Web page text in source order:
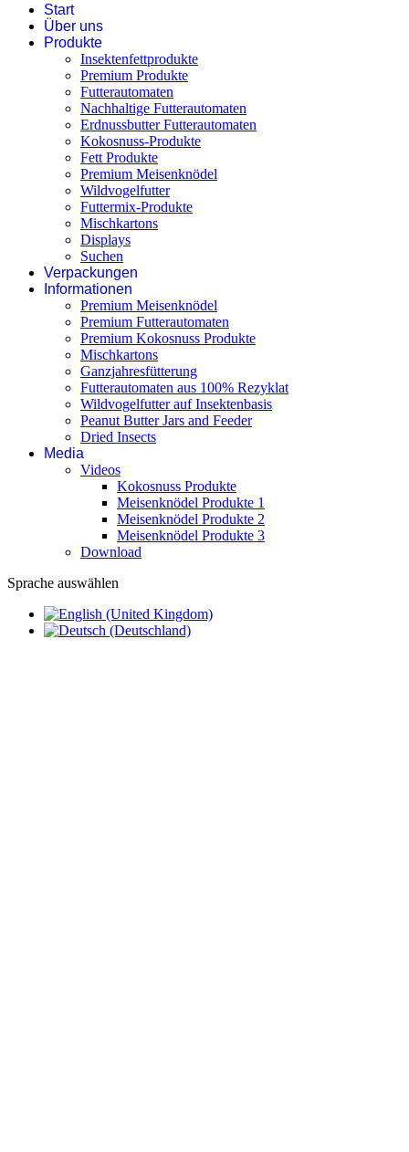
Start
Über uns
Produkte
Insektenfettprodukte
Premium Produkte
Futterautomaten
Nachhaltige Futterautomaten
Erdnussbutter Futterautomaten
Kokosnuss-Produkte
Fett Produkte
Premium Meisenknödel
Wildvogelfutter
Futtermix-Produkte
Mischkartons
Displays
Suchen
Verpackungen
Informationen
Premium Meisenknödel
Premium Futterautomaten
Premium Kokosnuss Produkte
Mischkartons
Ganzjahresfütterung
Futterautomaten aus 100% Rezyklat
Wildvogelfutter auf Insektenbasis
Peanut Butter Jars and Feeder
Dried Insects
Media
Videos
Kokosnuss Produkte
Meisenknödel Produkte 1
Meisenknödel Produkte 2
Meisenknödel Produkte 3
Download
Sprache auswählen